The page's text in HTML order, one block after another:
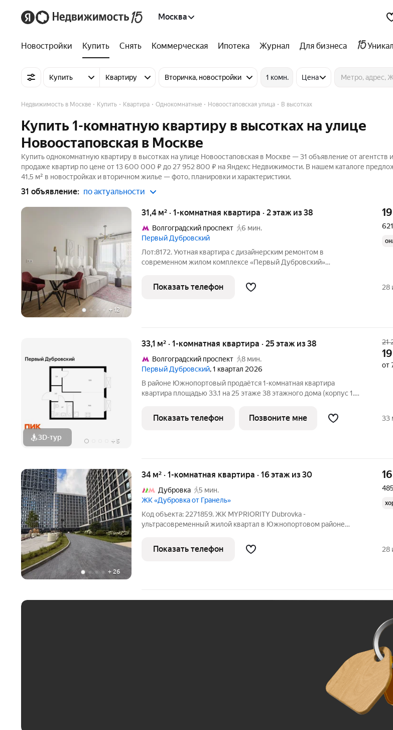
Москва
Новостройки Купить Снять Коммерческая Ипотека Журнал Для бизнеса
Купить Квартиру Вторичка, новостройки 1 комн. Цена
Недвижимость в Москве Купить Квартира Однокомнатные Новоостаповская улица В высотках
Купить 1-комнатную квартиру в высотках на улице
Новоостаповская в Москве
Купить однокомнатную квартиру в высотках на улице Новоостаповская в Москве — 31 объявление от агентств
продаже квартир по цене от 13 600 000 ₽ до 27 952 800 ₽ на Яндекс Недвижимости. В нашем каталоге
41,5 м² в новостройках и вторичном жилье — фото, планировки и характеристики.
31 объявление: по актуальности
+ 12
31,4 м² · 1-комнатная квартира · 2 этаж из 38
Волгоградский проспект
6 мин.
Первый Дубровский
Лот:8172. Уютная квартира с дизайнерским ремонтом в
современном жилом комплексе «Первый Дубровский»
31,4 м с продуманным дизайнерским ремонтом. Пространство
полностью готово к проживанию
Показать телефон 28
3D-тур + 5
33,1 м² · 1-комнатная квартира · 25 этаж из 38
Волгоградский проспект
8 мин.
Первый Дубровский, 1 квартал 2026
В районе Южнопортовый продаётся 1-комнатная квартира
квартира площадью 33.1 на 25 этаже 38 этажного дома (корпус 1.4,
расположение 5 минут пешком до станции метро «Волгоградский
проспект». 7 минут
21
от
Показать телефон Позвоните мне 33
+ 26
34 м² · 1-комнатная квартира · 16 этаж из 30
Дубровка
5 мин.
ЖК «Дубровка от Гранель»
Код объекта: 2271859. ЖК MYPRIORITY Dubrovka -
ультрасовременный жилой квартал в Южнопортовом районе
корпусов переменной этажности, возведенных по монолитной
технологии. Проект расположен в районе
Показать телефон 28